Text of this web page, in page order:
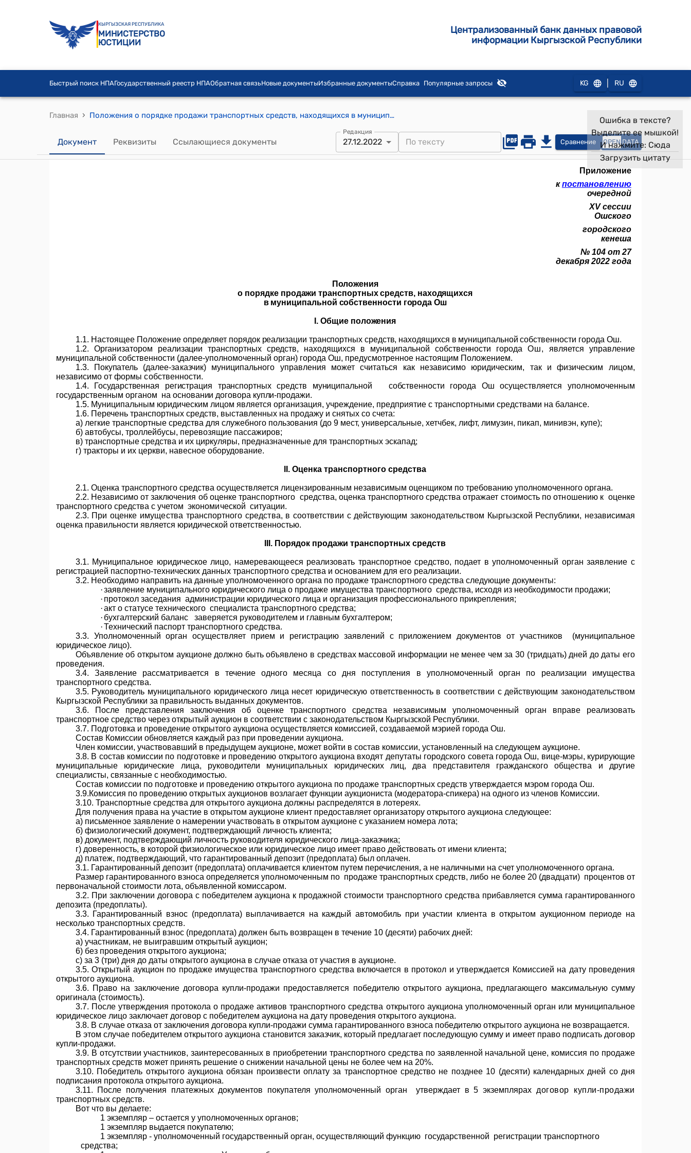
КЫРГЫЗСКАЯ РЕСПУБЛИКА
МИНИСТЕРСТВО
ЮСТИЦИИ
Централизованный банк данных правовой
информации Кыргызской Республики
Быстрый поиск НПАГосударственный реестр НПАОбратная связьНовые документыИзбранные документыСправка Популярные запросы KG RU
Главная › Положения о порядке продажи транспортных средств, находящихся в муниципальной собственности города Ош (Приложение к постановлению очередной XV сессии Ошского городского кенеша № 104 от 27 декабря 2022 года)
Документ Реквизиты Ссылающиеся документы
Редакция
27.12.2022 Сравнение OPEN DATA
Ошибка в тексте?
Выделите ее мышкой!
И нажмите: Сюда
Загрузить цитату